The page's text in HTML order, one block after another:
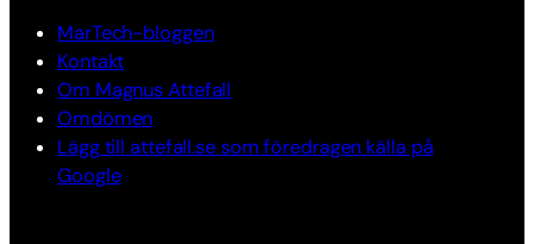
MarTech-bloggen
Kontakt
Om Magnus Attefall
Omdömen
Lägg till attefall.se som föredragen källa på
Google